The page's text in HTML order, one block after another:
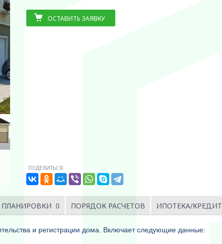
ОСТАВИТЬ ЗАЯВКУ
ПОДЕЛИТЬСЯ:
ПЛАНИРОВКИ 0 ПОРЯДОК РАСЧЕТОВ ИПОТЕКА/КРЕДИТ
и регистрации дома. Включает следующие данные: